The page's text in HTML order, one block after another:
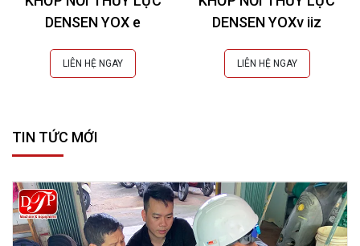
DENSEN YOX e
LIÊN HỆ NGAY
DENSEN YOXv iiz
LIÊN HỆ NGAY
TIN TỨC MỚI